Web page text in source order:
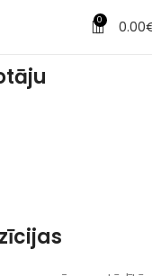
0 0.00